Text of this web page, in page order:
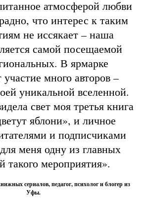
атмосферой любви
что интерес к таким
не иссякает – наша
самой посещаемой
В ярмарке
много авторов –
уникальной вселенной.
свет моя третья книга
яблони», и личное
и подписчиками
меня одну из главных
такого мероприятия».
сериалов, педагог, психолог и блогер из
Уфы.